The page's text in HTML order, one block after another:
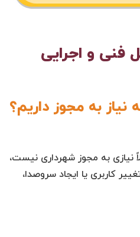
فنی و اجرایی
نیاز به مجوز داریم؟
نیازی به مجوز شهرداری نیست،
کاربری یا ایجاد سروصدا،